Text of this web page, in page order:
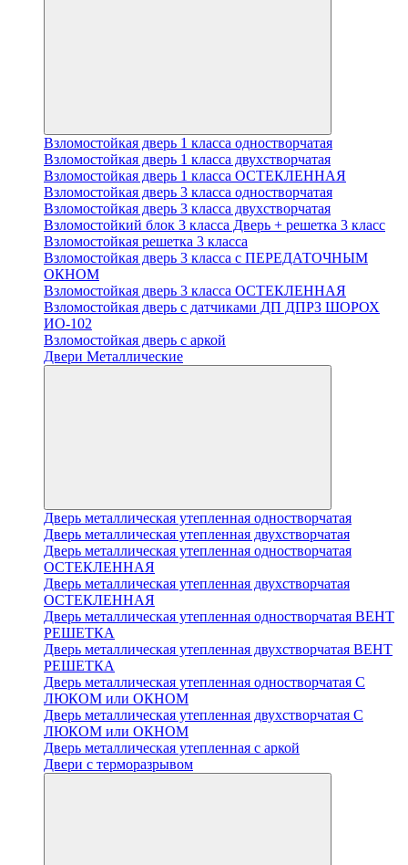
Взломостойкая дверь 1 класса одностворчатая
Взломостойкая дверь 1 класса двухстворчатая
Взломостойкая дверь 1 класса ОСТЕКЛЕННАЯ
Взломостойкая дверь 3 класса одностворчатая
Взломостойкая дверь 3 класса двухстворчатая
Взломостойкий блок 3 класса Дверь + решетка 3 класс
Взломостойкая решетка 3 класса
Взломостойкая дверь 3 класса с ПЕРЕДАТОЧНЫМ
ОКНОМ
Взломостойкая дверь 3 класса ОСТЕКЛЕННАЯ
Взломостойкая дверь с датчиками ДП ДПРЗ ШОРОХ
ИО-102
Взломостойкая дверь с аркой
Двери Металлические
Дверь металлическая утепленная одностворчатая
Дверь металлическая утепленная двухстворчатая
Дверь металлическая утепленная одностворчатая
ОСТЕКЛЕННАЯ
Дверь металлическая утепленная двухстворчатая
ОСТЕКЛЕННАЯ
Дверь металлическая утепленная одностворчатая ВЕНТ
РЕШЕТКА
Дверь металлическая утепленная двухстворчатая ВЕНТ
РЕШЕТКА
Дверь металлическая утепленная одностворчатая С
ЛЮКОМ или ОКНОМ
Дверь металлическая утепленная двухстворчатая С
ЛЮКОМ или ОКНОМ
Дверь металлическая утепленная с аркой
Двери с терморазрывом